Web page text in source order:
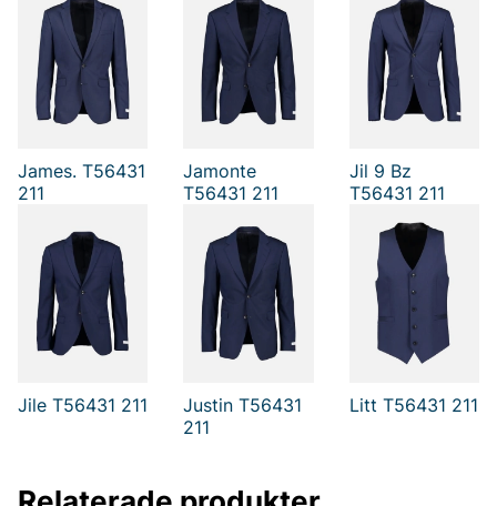
James. T56431
211
Jamonte
T56431 211
Jil 9 Bz
T56431 211
Jile T56431 211
Justin T56431
211
Litt T56431 211